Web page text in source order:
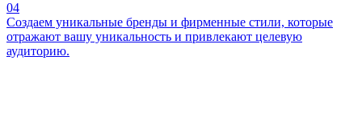
04
Создаем уникальные бренды и фирменные стили, которые
отражают вашу уникальность и привлекают целевую
аудиторию.